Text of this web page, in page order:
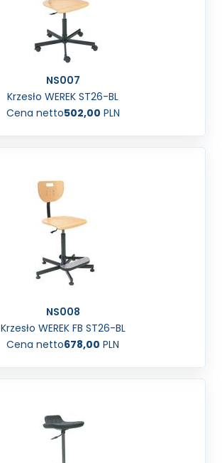
NS007
Krzesło WEREK ST26-BL
Cena netto502,00 PLN
NS008
Krzesło WEREK FB ST26-BL
Cena netto678,00 PLN